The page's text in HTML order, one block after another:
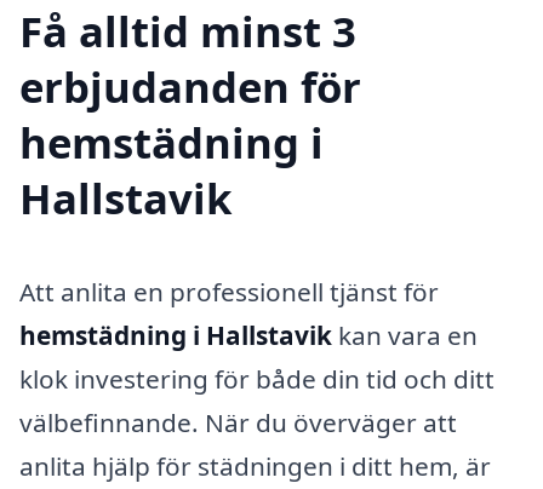
Få alltid minst 3
erbjudanden för
hemstädning i
Hallstavik
Att anlita en professionell tjänst för
hemstädning i Hallstavik kan vara en
klok investering för både din tid och ditt
välbefinnande. När du överväger att
anlita hjälp för städningen i ditt hem, är